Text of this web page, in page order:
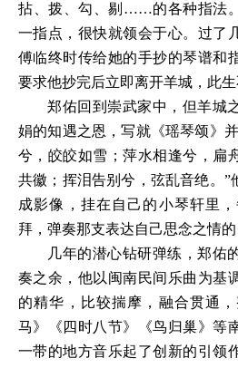
拈、拨、勾、剔 ……的各种指法
一指点，很快就领会于心。过了
傅临终时传给她的手抄的琴谱和
要求他抄完后立即离开羊城，此生
郑佑回到崇武家中，但羊城
娟的知遇之恩，写就《瑶琴颂》
兮，皎皎如雪；萍水相逢兮，扁
共徽；挥泪告别兮，弦乱音绝。”
成影像，挂在自己的小琴轩里
拜，弹奏那支表达自己思念之情的
几年的潜心钻研弹练，郑佑
奏之余，他以闽南民间乐曲为基
的精华，比较揣摩，融合贯通
马》《四时八节》《鸟归巢》等
一带的地方音乐起了创新的引领